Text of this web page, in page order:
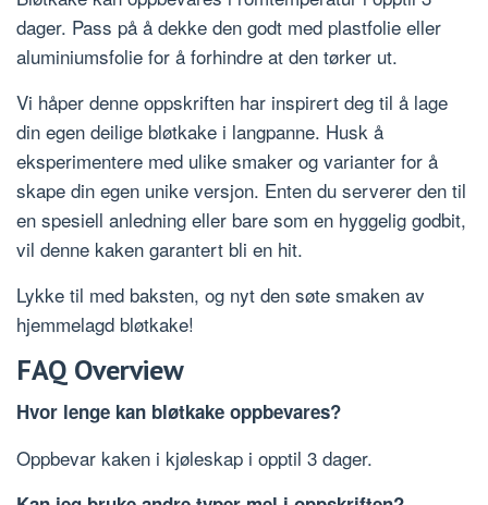
dager. Pass på å dekke den godt med plastfolie eller
aluminiumsfolie for å forhindre at den tørker ut.
Vi håper denne oppskriften har inspirert deg til å lage
din egen deilige bløtkake i langpanne. Husk å
eksperimentere med ulike smaker og varianter for å
skape din egen unike versjon. Enten du serverer den til
en spesiell anledning eller bare som en hyggelig godbit,
vil denne kaken garantert bli en hit.
Lykke til med baksten, og nyt den søte smaken av
hjemmelagd bløtkake!
FAQ Overview
Hvor lenge kan bløtkake oppbevares?
Oppbevar kaken i kjøleskap i opptil 3 dager.